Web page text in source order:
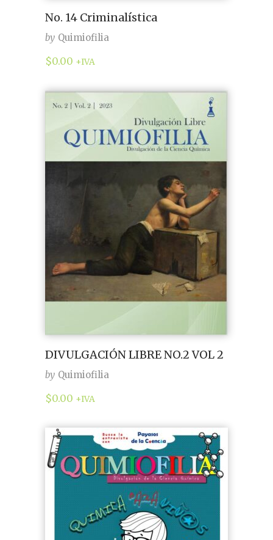
No. 14 Criminalística
by Quimiofilia
$0.00 +IVA
DIVULGACIÓN LIBRE NO.2 VOL 2
by Quimiofilia
$0.00 +IVA